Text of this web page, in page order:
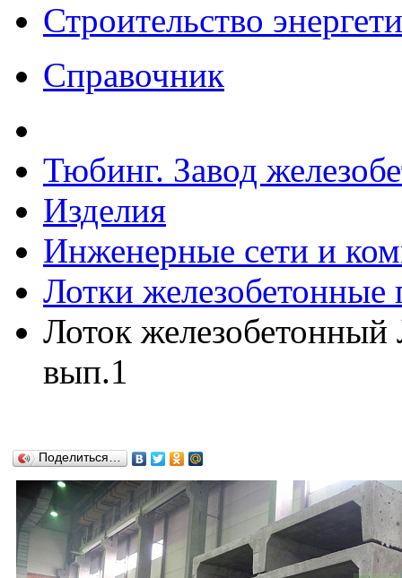
Строительство
Справочник
Тюбинг. Завод
Изделия
Инженерные сети и
Лотки
Лоток
вып.1
Поделиться…